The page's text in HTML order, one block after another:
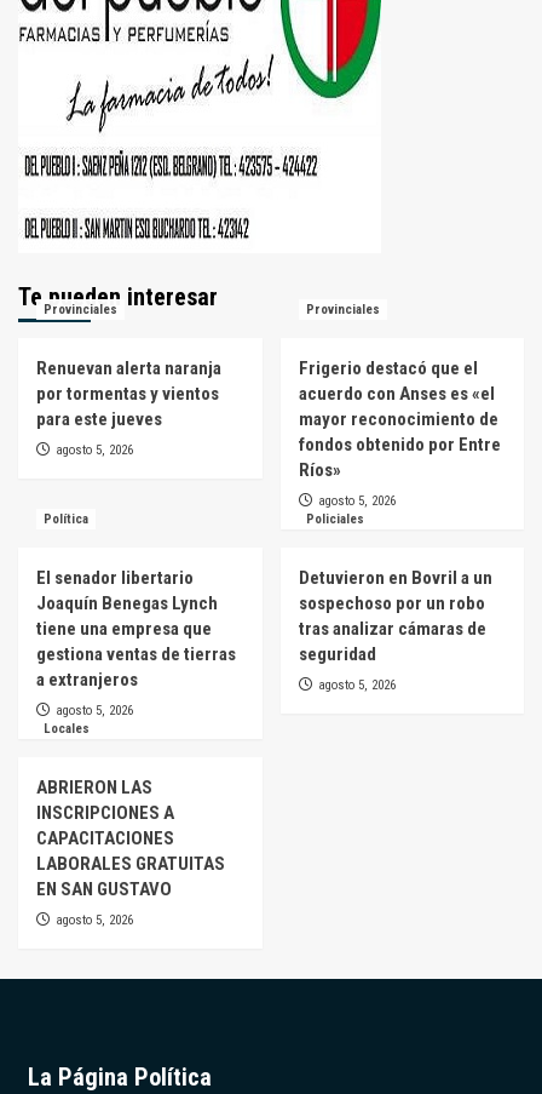
Te pueden interesar
Provinciales
Renuevan alerta naranja
por tormentas y vientos
para este jueves
agosto 5, 2026
Provinciales
Frigerio destacó que el
acuerdo con Anses es «el
mayor reconocimiento de
fondos obtenido por Entre
Ríos»
agosto 5, 2026
Política
El senador libertario
Joaquín Benegas Lynch
tiene una empresa que
gestiona ventas de tierras
a extranjeros
agosto 5, 2026
Policiales
Detuvieron en Bovril a un
sospechoso por un robo
tras analizar cámaras de
seguridad
agosto 5, 2026
Locales
ABRIERON LAS
INSCRIPCIONES A
CAPACITACIONES
LABORALES GRATUITAS
EN SAN GUSTAVO
agosto 5, 2026
La Página Política